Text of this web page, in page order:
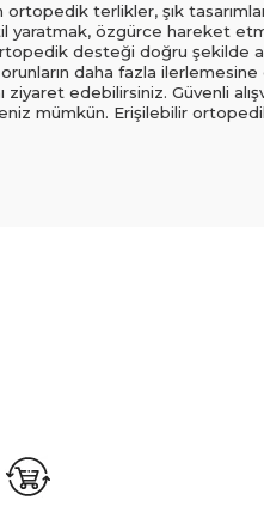
ortopedik terlikler, şık
özgürce hareket
ortopedik desteği doğru
daha fazla ilerlemesine
ziyaret edebilirsiniz. Güvenli
mümkün. Erişilebilir